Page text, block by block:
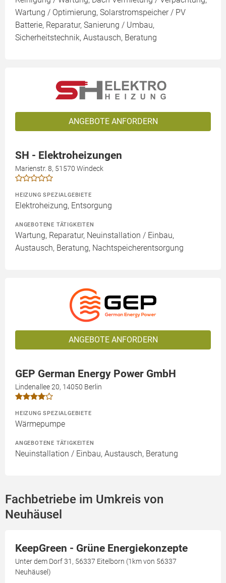
Wartung / Optimierung, Solarstromspeicher / PV
Batterie, Reparatur, Sanierung / Umbau,
Sicherheitstechnik, Austausch, Beratung
ANGEBOTE ANFORDERN
SH - Elektroheizungen
Marienstr. 8, 51570 Windeck
HEIZUNG SPEZIALGEBIETE
Elektroheizung, Entsorgung
ANGEBOTENE TÄTIGKEITEN
Wartung, Reparatur, Neuinstallation / Einbau,
Austausch, Beratung, Nachtspeicherentsorgung
ANGEBOTE ANFORDERN
GEP German Energy Power GmbH
Lindenallee 20, 14050 Berlin
HEIZUNG SPEZIALGEBIETE
Wärmepumpe
ANGEBOTENE TÄTIGKEITEN
Neuinstallation / Einbau, Austausch, Beratung
Fachbetriebe im Umkreis von
Neuhäusel
KeepGreen - Grüne Energiekonzepte
Unter dem Dorf 31, 56337 Eitelborn (1km von 56337
Neuhäusel)